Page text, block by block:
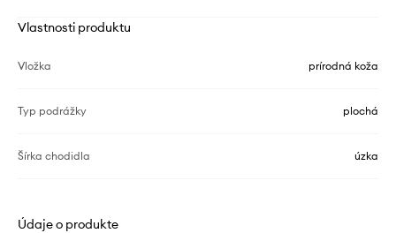
Vlastnosti produktu
Vložka prírodná koža
Typ podrážky plochá
Šírka chodidla úzka
Údaje o produkte